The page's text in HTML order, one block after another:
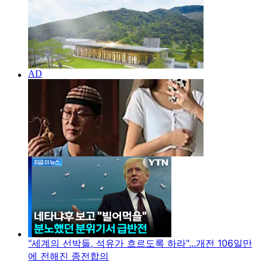
"세계의 선박들, 석유가 흐르도록 하라"...개전 106일만
에 전해진 종전합의